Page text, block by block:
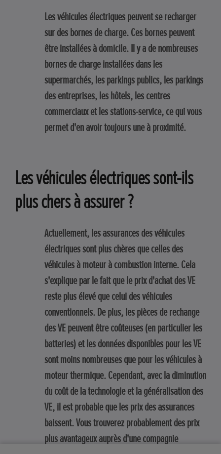
Les véhicules électriques peuvent se recharger
sur des bornes de charge. Ces bornes peuvent
être installées à domicile. Il y a de nombreuses
bornes de charge installées dans les
supermarchés, les parkings publics, les parkings
des entreprises, les hôtels, les centres
commerciaux et les stations-service, ce qui vous
permet d'en avoir toujours une à proximité.
Les véhicules électriques sont-ils
plus chers à assurer ?
Actuellement, les assurances des véhicules
électriques sont plus chères que celles des
véhicules à moteur à combustion interne. Cela
s'explique par le fait que le prix d'achat des VE
reste plus élevé que celui des véhicules
conventionnels. De plus, les pièces de rechange
des VE peuvent être coûteuses (en particulier les
batteries) et les données disponibles pour les VE
sont moins nombreuses que pour les véhicules à
moteur thermique. Cependant, avec la diminution
du coût de la technologie et la généralisation des
VE, il est probable que les prix des assurances
baissent. Vous trouverez probablement des prix
plus avantageux auprès d'une compagnie